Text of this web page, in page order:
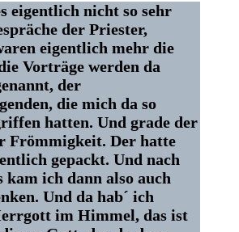
eigentlich nicht so sehr
der Priester,
eigentlich mehr die
Vorträge werden da
der
die mich da so
hatten. Und grade der
Frömmigkeit. Der hatte
gepackt. Und nach
kam ich dann also auch
Und da hab´ ich
im Himmel, das ist